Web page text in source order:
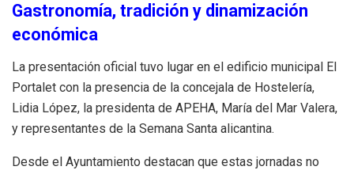
Gastronomía, tradición y dinamización
económica
La presentación oficial tuvo lugar en el edificio municipal El
Portalet con la presencia de la concejala de Hostelería,
Lidia López, la presidenta de APEHA, María del Mar Valera,
y representantes de la Semana Santa alicantina.
Desde el Ayuntamiento destacan que estas jornadas no